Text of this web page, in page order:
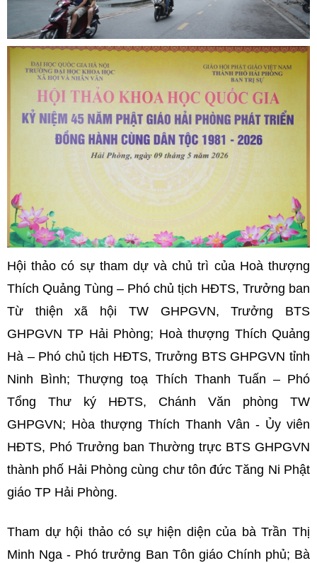
Hội thảo có sự tham dự và chủ trì của Hoà thượng
Thích Quảng Tùng – Phó chủ tịch HĐTS, Trưởng ban
Từ thiện xã hội TW GHPGVN, Trưởng BTS
GHPGVN TP Hải Phòng; Hoà thượng Thích Quảng
Hà – Phó chủ tịch HĐTS, Trưởng BTS GHPGVN tỉnh
Ninh Bình; Thượng toạ Thích Thanh Tuấn – Phó
Tổng Thư ký HĐTS, Chánh Văn phòng TW
GHPGVN; Hòa thượng Thích Thanh Vân - Ủy viên
HĐTS, Phó Trưởng ban Thường trực BTS GHPGVN
thành phố Hải Phòng cùng chư tôn đức Tăng Ni Phật
giáo TP Hải Phòng.
Tham dự hội thảo có sự hiện diện của bà Trần Thị
Minh Nga - Phó trưởng Ban Tôn giáo Chính phủ; Bà